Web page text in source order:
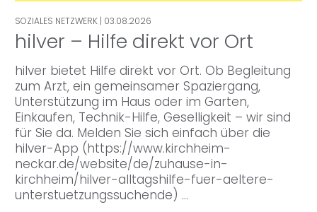
SOZIALES NETZWERK | 03.08.2026
hilver – Hilfe direkt vor Ort
hilver bietet Hilfe direkt vor Ort. Ob Begleitung
zum Arzt, ein gemeinsamer Spaziergang,
Unterstützung im Haus oder im Garten,
Einkaufen, Technik-Hilfe, Geselligkeit – wir sind
für Sie da. Melden Sie sich einfach über die
hilver-App (https://www.kirchheim-
neckar.de/website/de/zuhause-in-
kirchheim/hilver-alltagshilfe-fuer-aeltere-
unterstuetzungssuchende) …